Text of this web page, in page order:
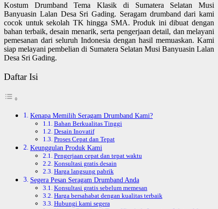
Kostum Drumband Tema Klasik di Sumatera Selatan Musi
Banyuasin Lalan Desa Sri Gading. Seragam drumband dari kami
cocok untuk sekolah TK hingga SMA. Produk ini dibuat dengan
bahan terbaik, desain menarik, serta pengerjaan detail, dan melayani
pemesanan dari seluruh Indonesia dengan hasil memuaskan. Kami
siap melayani pembelian di Sumatera Selatan Musi Banyuasin Lalan
Desa Sri Gading.
Daftar Isi
Kenapa Memilih Seragam Drumband Kami?
Bahan Berkualitas Tinggi
Desain Inovatif
Proses Cepat dan Tepat
Keunggulan Produk Kami
Pengerjaan cepat dan tepat waktu
Konsultasi gratis desain
Harga langsung pabrik
Segera Pesan Seragam Drumband Anda
Konsultasi gratis sebelum memesan
Harga bersahabat dengan kualitas terbaik
Hubungi kami segera